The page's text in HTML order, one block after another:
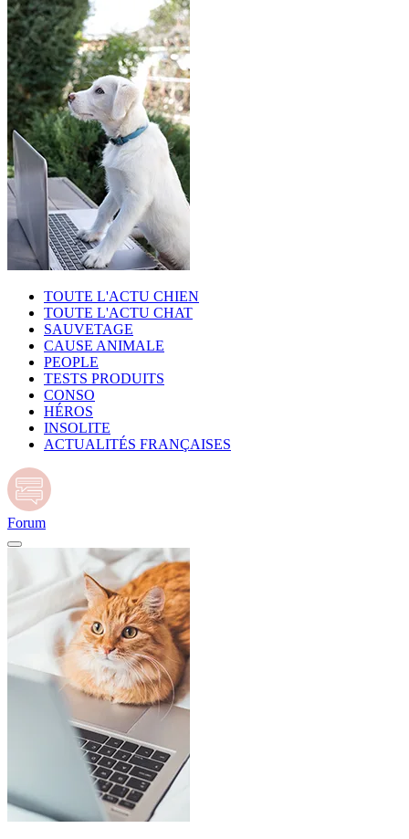
TOUTE L'ACTU CHIEN
TOUTE L'ACTU CHAT
SAUVETAGE
CAUSE ANIMALE
PEOPLE
TESTS PRODUITS
CONSO
HÉROS
INSOLITE
ACTUALITÉS FRANÇAISES
Forum